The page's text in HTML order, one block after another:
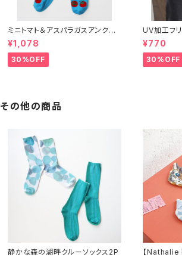
ミニトマト＆アスパラガスアンクル
ソックス 2P
¥1,078
30%OFF
UV加工フ
¥770
30%OFF
その他の商品
静かな森の湖畔クルーソックス2P 【Nathalie